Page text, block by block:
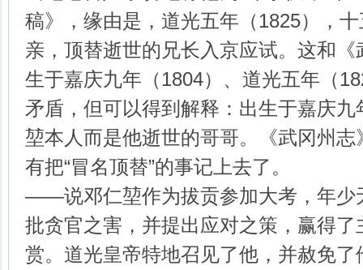
稿》，缘由是，道光五年（1825），
亲，顶替逝世的兄长入京应试。这和
生于嘉庆九年（1804）、道光五年（
矛盾，但可以得到解释：出生于嘉庆
堃本人而是他逝世的哥哥。《武冈州志
有把“冒名顶替”的事记上去了。
——说邓仁堃作为拔贡参加大考，年少
批贪官之害，并提出应对之策，赢得
赏。道光皇帝特地召见了他，并赦